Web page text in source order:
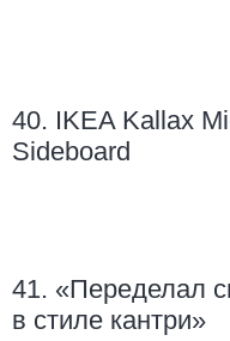
40. IKEA Kallax
Sideboard
41. «Переделал
в стиле кантри»